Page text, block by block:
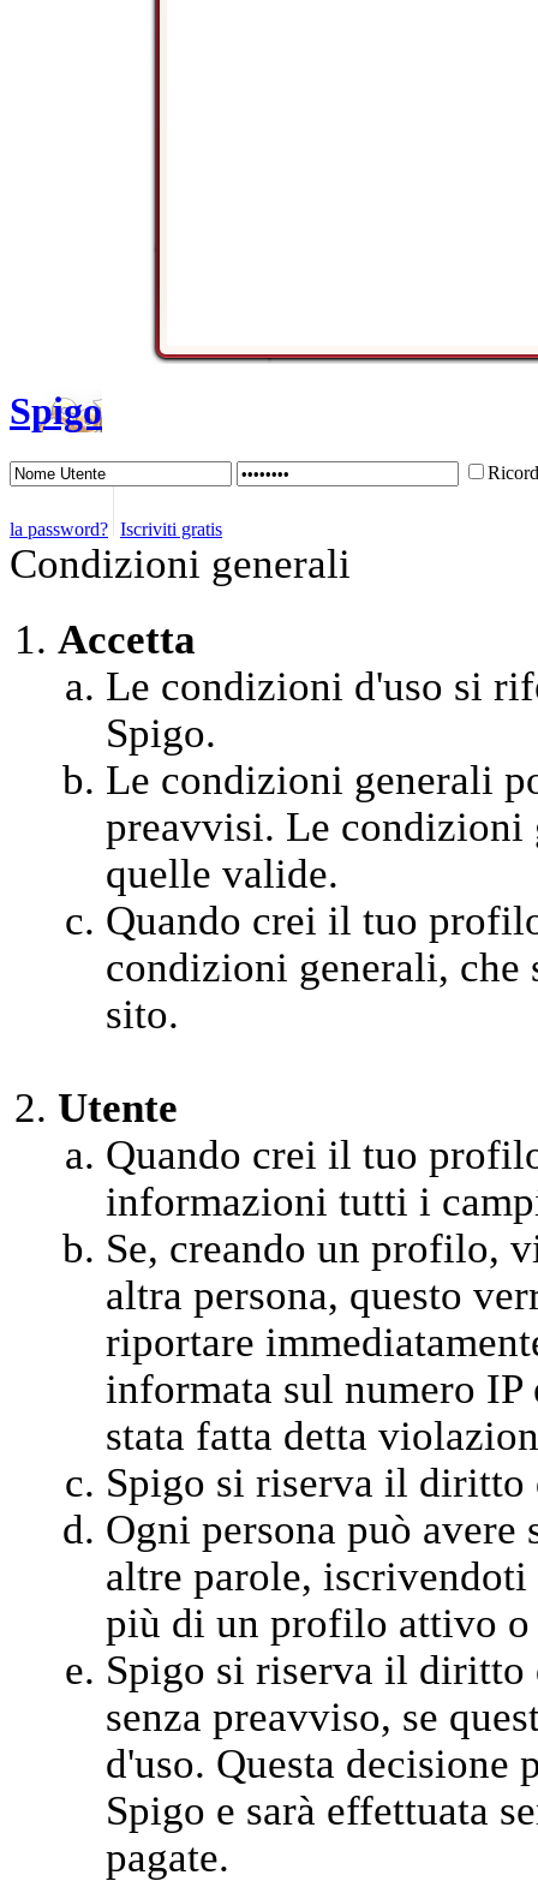
Spigo
la password? Iscriviti gratis
Condizioni generali
Accetta
Le condizioni d'uso si
Spigo.
Le condizioni generali
preavvisi. Le condizioni
quelle valide.
Quando crei il tuo
condizioni generali,
sito.
Utente
Quando crei il tuo
informazioni tutti i
Se, creando un profilo,
altra persona, questo
riportare
informata sul numero
stata fatta detta
Spigo si riserva il diritto
Ogni persona può
altre parole, iscrivendoti
più di un profilo attivo
Spigo si riserva il
senza preavviso, se
d'uso. Questa decisione
Spigo e sarà effettuata
pagate.